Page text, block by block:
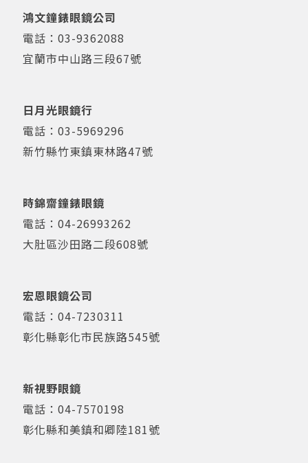
鴻文鐘錶眼鏡公司
電話： 03-9362088
宜蘭市中山路三段67號
日月光眼鏡行
電話： 03-5969296
新竹縣竹東鎮東林路47號
時錦齋鐘錶眼鏡
電話： 04-26993262
大肚區沙田路二段608號
宏恩眼鏡公司
電話： 04-7230311
彰化縣彰化市民族路545號
新視野眼鏡
電話： 04-7570198
彰化縣和美鎮和卿陸181號